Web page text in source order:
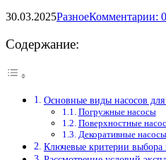
30.03.2025РазноеКомментарии: 0
Содержание:
Основные виды насосов
Погружные насосы
Поверхностные
Декоративные
Ключевые критерии выбора